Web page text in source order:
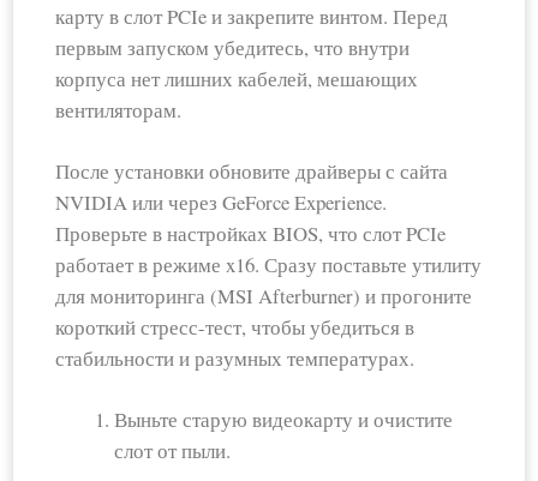
карту в слот PCIe и закрепите винтом. Перед
первым запуском убедитесь, что внутри
корпуса нет лишних кабелей, мешающих
вентиляторам.
После установки обновите драйверы с сайта
NVIDIA или через GeForce Experience.
Проверьте в настройках BIOS, что слот PCIe
работает в режиме x16. Сразу поставьте утилиту
для мониторинга (MSI Afterburner) и прогоните
короткий стресс-тест, чтобы убедиться в
стабильности и разумных температурах.
Выньте старую видеокарту и очистите
слот от пыли.